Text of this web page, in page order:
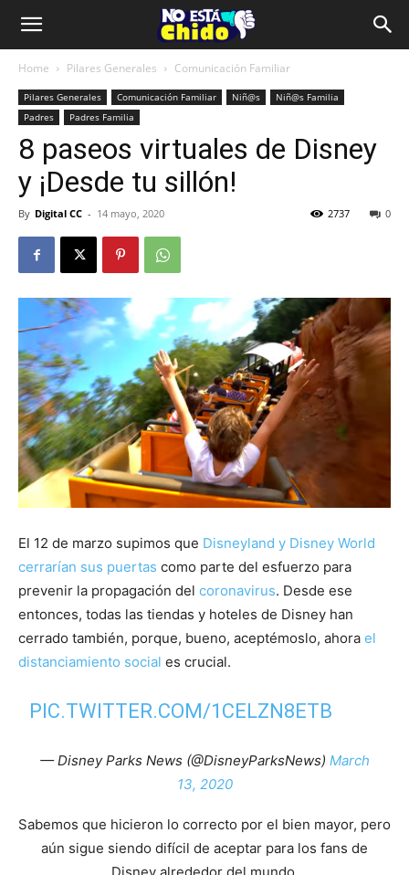
Home Pilares Generales Comunicación Familiar
Pilares Generales Comunicación Familiar Niñ@s
Niñ@s Familia
Padres
Padres Familia
8 paseos virtuales de Disney
y ¡Desde tu sillón!
By Digital CC - 14 mayo, 2020 0
2737
El 12 de marzo supimos que Disneyland y Disney World
cerrarían sus puertas como parte del esfuerzo para
prevenir la propagación del coronavirus. Desde ese
entonces, todas las tiendas y hoteles de Disney han
cerrado también, porque, bueno, aceptémoslo, ahora el
distanciamiento social es crucial.
PIC.TWITTER.COM/1CELZN8ETB
— Disney Parks News (@DisneyParksNews) March
13, 2020
Sabemos que hicieron lo correcto por el bien mayor, pero
aún sigue siendo difícil de aceptar para los fans de